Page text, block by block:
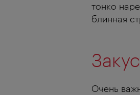
тонко
блинная
Очень